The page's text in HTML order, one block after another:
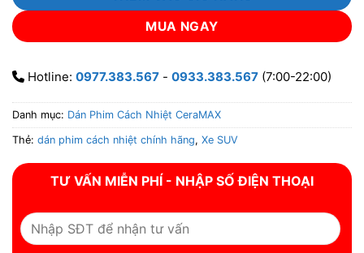
MUA NGAY
Hotline: 0977.383.567 - 0933.383.567 (7:00-22:00)
Danh mục: Dán Phim Cách Nhiệt CeraMAX
Thẻ: dán phim cách nhiệt chính hãng, Xe SUV
TƯ VẤN MIỄN PHÍ - NHẬP SỐ ĐIỆN THOẠI